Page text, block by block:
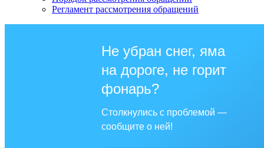
Регламент рассмотрения обращений
Не убран снег, яма
на дороге, не горит
фонарь?
Столкнулись с проблемой —
сообщите о ней!